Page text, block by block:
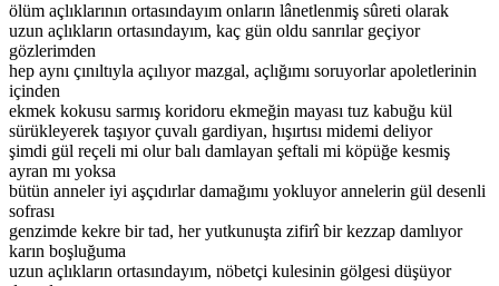
ölüm açlıklarının ortasındayım onların lânetlenmiş sûreti olarak
uzun açlıkların ortasındayım, kaç gün oldu sanrılar geçiyor
gözlerimden
hep aynı çınıltıyla açılıyor mazgal, açlığımı soruyorlar apoletlerinin
içinden
ekmek kokusu sarmış koridoru ekmeğin mayası tuz kabuğu kül
sürükleyerek taşıyor çuvalı gardiyan, hışırtısı midemi deliyor
şimdi gül reçeli mi olur balı damlayan şeftali mi köpüğe kesmiş
ayran mı yoksa
bütün anneler iyi aşçıdırlar damağımı yokluyor annelerin gül desenli
sofrası
genzimde kekre bir tad, her yutkunuşta zifirî bir kezzap damlıyor
karın boşluğuma
uzun açlıkların ortasındayım, nöbetçi kulesinin gölgesi düşüyor